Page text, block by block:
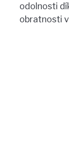
odolnosti
obratnosti